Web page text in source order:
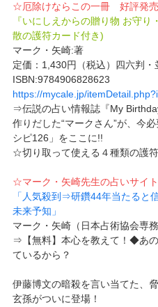
☆厄除けならこの一冊 好評発
『いにしえからの贈り物 お守
散の護符カード付き)
マーク・矢崎:著
定価：1,430円（税込）四六判・
ISBN:9784906828623
https://mycale.jp/
⇒伝説の占い情報誌『My
作りだした“マークさん”が、今
シピ126」をここに!!
☆切り取って使える４種類の護符
☆マーク・矢崎先生の占いサイ
「人気殺到⇒研鑽44年当たると
未来予知」
マーク・矢崎（日本占術協会専
⇒【無料】本心を教えて！◆あ
ているから？
伊藤博文の暗殺を言い当てた、
玄孫がついに登場！